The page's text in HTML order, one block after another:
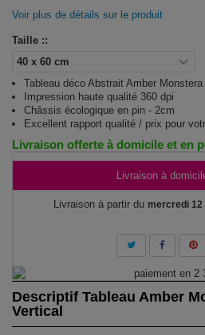
Voir plus de détails sur le produit
Taille ::
Tableau déco Abstrait Amber Monstera
Impression haute qualité 360 dpi
Châssis écologique en pin - 2cm
Excellent rapport qualité / prix pour
Livraison offerte à domicile et en
Livraison à
Livraison à partir du mercredi 12
Descriptif Tableau Amber
Vertical